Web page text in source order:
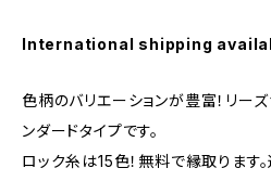
International shipping
色柄のバリエーションが豊富！リー
ンダードタイプです。
ロック糸は15色！無料で縁取ります